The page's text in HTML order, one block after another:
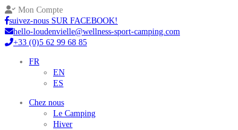
Mon Compte
suivez-nous SUR FACEBOOK!
hello-loudenvielle@wellness-sport-camping.com
+33 (0)5 62 99 68 85
FR
EN
ES
Chez nous
Le Camping
Hiver